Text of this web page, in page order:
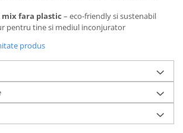
si protectie
si munte
capului
mix fara plastic – eco-friendly si sustenabil
pentru tine si mediul inconjurator
produs